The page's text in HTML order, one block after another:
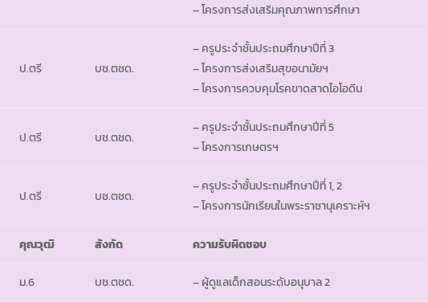
– โครงการส่งเสริมคุณภาพการศึกษา
ป.ตรี บช.ตชด.
– ครูประจำชั้นประถมศึกษาปีที่ 3
– โครงการส่งเสริมสุขอนามัยฯ
– โครงการควบคุมโรคขาดสาดไอโอดีน
ป.ตรี บช.ตชด.
– ครูประจำชั้นประถมศึกษาปีที่ 5
– โครงการเกษตรฯ
ป.ตรี บช.ตชด.
– ครูประจำชั้นประถมศึกษาปีที่ 1, 2
– โครงการนักเรียนในพระราชานุเคราะห์ฯ
คุณวุฒิ สังกัด ความรับผิดชอบ
ม.6 บช.ตชด. – ผู้ดูแลเด็กสอนระดับอนุบาล 2